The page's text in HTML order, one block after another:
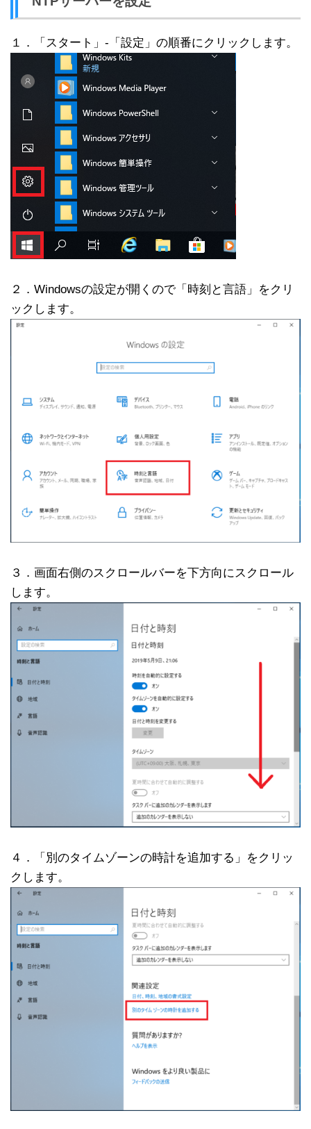
１．「スタート」-「設定」の順番にクリックします。
２．Windowsの設定が開くので「時刻と言語」をクリ
ックします。
３．画面右側のスクロールバーを下方向にスクロール
します。
４．「別のタイムゾーンの時計を追加する」をクリッ
クします。